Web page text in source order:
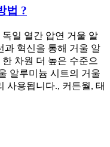
법 ?
일 열간 압연 거울 알
과 혁신을 통해 거울 알
차원 더 높은 수준으
알루미늄 시트의 거울
사용됩니다., 커튼월, 태